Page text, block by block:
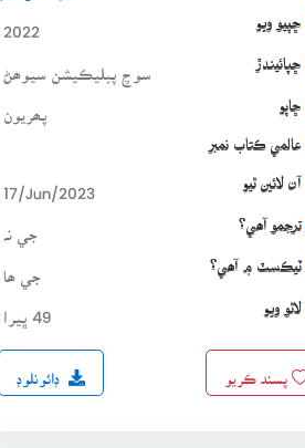
ڇپيو ويو 2022
ڇپائيندڙ سوچ پبليڪيشن سيوھڻ
ڇاپو
عالمي ڪتاب نمبر
آن لائين ٿيو 17/Jun/2023
ترجمو آھي؟
ٽيڪسٽ ۾ آھي؟ جي ھا
لاٿو ويو 49 ڀيرا
پسند ڪريو ڊائونلوڊ